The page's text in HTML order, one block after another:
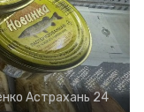
Астрахань 24